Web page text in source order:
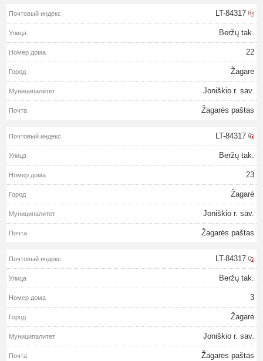
LT-84317
Beržų tak.
22
Žagarė
Joniškio r. sav.
Žagarės paštas
LT-84317
Beržų tak.
23
Žagarė
Joniškio r. sav.
Žagarės paštas
LT-84317
Beržų tak.
3
Žagarė
Joniškio r. sav.
Žagarės paštas